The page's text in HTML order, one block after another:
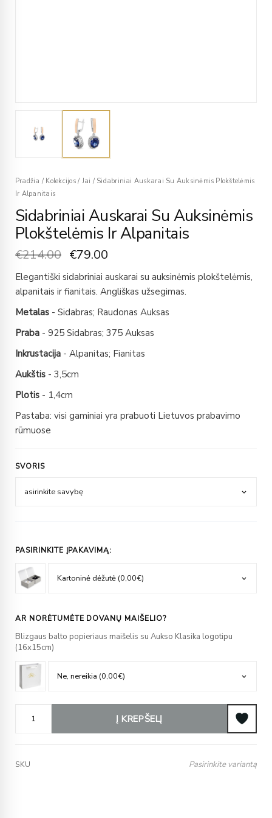
Pradžia / Kolekcijos / Jai /Sidabriniai Auskarai Su Auksinėmis Plokštelėmis
Ir Alpanitais
Sidabriniai Auskarai Su Auksinėmis
Plokštelėmis Ir Alpanitais
€214.00 €79.00
Elegantiški sidabriniai auskarai su auksinėmis plokštelėmis,
alpanitais ir fianitais. Angliškas užsegimas.
Metalas - Sidabras; Raudonas Auksas
Praba - 925 Sidabras; 375 Auksas
Inkrustacija - Alpanitas; Fianitas
Aukštis - 3,5cm
Plotis - 1,4cm
Pastaba: visi gaminiai yra prabuoti Lietuvos prabavimo
rūmuose
SVORIS
PASIRINKITE ĮPAKAVIMĄ:
AR NORĖTUMĖTE DOVANŲ MAIŠELIO?
Blizgaus balto popieriaus maišelis su Aukso Klasika logotipu
(16x15cm)
Į KREPŠELĮ
SKU Pasirinkite variantą